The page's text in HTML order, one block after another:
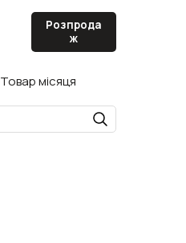
Розпрода
ж
Товар місяця